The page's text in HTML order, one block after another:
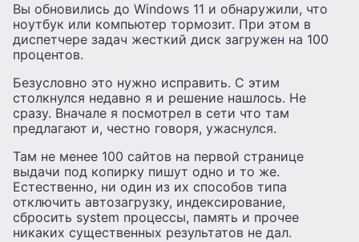
Вы обновились до Windows 11 и обнаружили, что
ноутбук или компьютер тормозит. При этом в
диспетчере задач жесткий диск загружен на 100
процентов.
Безусловно это нужно исправить. С этим
столкнулся недавно я и решение нашлось. Не
сразу. Вначале я посмотрел в сети что там
предлагают и, честно говоря, ужаснулся.
Там не менее 100 сайтов на первой странице
выдачи под копирку пишут одно и то же.
Естественно, ни один из их способов типа
отключить автозагрузку, индексирование,
сбросить system процессы, память и прочее
никаких существенных результатов не дал.